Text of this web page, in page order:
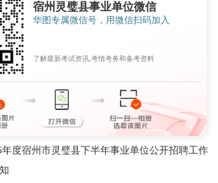
宿州灵璧县事业单位微信
华图专属微信号，用微信扫码加入
了解最新考试资讯,考情考务和备考资料
宿州市灵璧县下半年事业单位公开招聘工作